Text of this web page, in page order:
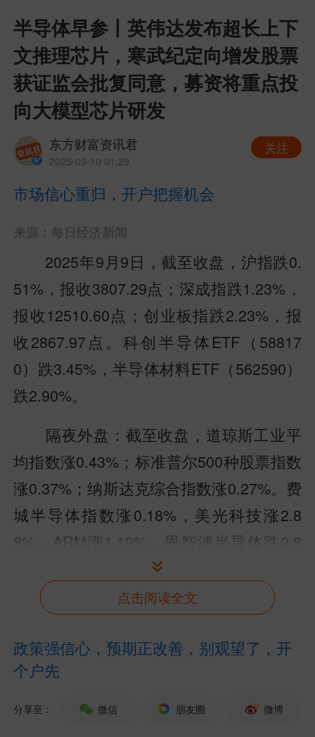
半导体早参丨英伟达发布超长上下
文推理芯片，寒武纪定向增发股票
获证监会批复同意，募资将重点投
向大模型芯片研发
东方财富资讯君
2025-09-10 01:29
关注
市场信心重归，开户把握机会
来源：每日经济新闻
2025年9月9日，截至收盘，沪指跌0.
51%，报收3807.29点；深成指跌1.23%，
报收12510.60点；创业板指跌2.23%，报
收2867.97点。科创半导体ETF（58817
0）跌3.45%，半导体材料ETF（562590）
跌2.90%。
隔夜外盘：截至收盘，道琼斯工业平
均指数涨0.43%；标准普尔500种股票指数
涨0.37%；纳斯达克综合指数涨0.27%。费
城半导体指数涨0.18%，美光科技涨2.8
8%，ARM涨1.19%，恩智浦半导体跌0.8
0%，微芯科技跌0.83%，应用材料涨0.8
9%。
1. 全球人工智能算力芯片龙头英伟达
周二宣布，推出专为长上下文工作负载设
点击阅读全文
政策强信心，预期正改善，别观望了，开
个户先
分享至： 微信 朋友圈 微博